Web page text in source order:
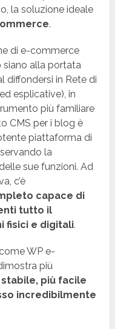
la soluzione ideale
.
di e-commerce
siano alla portata
diffondersi in Rete di
esplicative), in
più familiare
CMS per i blog è
piattaforma di
la
sue funzioni. Ad
c’è
capace di
tutto il
fisici e digitali.
WP e-
più
più facile
incredibilmente